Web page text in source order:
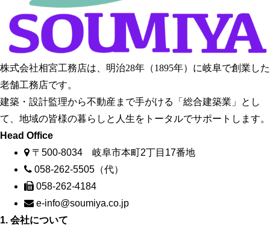
株式会社相宮工務店は、 明治28年（1895年）に岐阜で創業した
老舗工務店です。
建築・設計監理から不動産まで手がける「総合建築業」とし
て、地域の皆様の暮らしと人生をトータルでサポートします。
Head Office
〒500-8034 岐阜市本町2丁目17番地
058-262-5505（代）
058-262-4184
e-info@soumiya.co.jp
1. 会社について